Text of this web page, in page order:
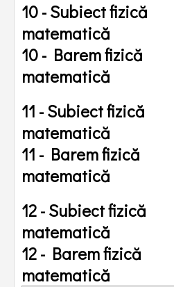
10 - Subiect fizică
matematică
10 - Barem fizică
matematică
11 - Subiect fizică
matematică
11 - Barem fizică
matematică
12 - Subiect fizică
matematică
12 - Barem fizică
matematică